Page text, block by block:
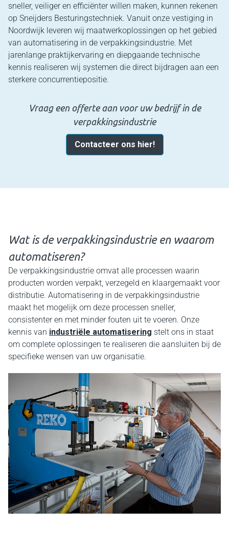
sneller, veiliger en efficiënter willen maken, kunnen rekenen
op Sneijders Besturingstechniek. Vanuit onze vestiging in
Noordwijk leveren wij maatwerkoplossingen op het gebied
van automatisering in de verpakkingsindustrie. Met
jarenlange praktijkervaring en diepgaande technische
kennis realiseren wij systemen die direct bijdragen aan een
sterkere concurrentiepositie.
Vraag een offerte aan voor uw bedrijf in de
verpakkingsindustrie
Contacteer ons hier!
Wat is de verpakkingsindustrie en waarom
automatiseren?
De verpakkingsindustrie omvat alle processen waarin
producten worden verpakt, verzegeld en klaargemaakt voor
distributie. Automatisering in de verpakkingsindustrie
maakt het mogelijk om deze processen sneller,
consistenter en met minder fouten uit te voeren. Onze
kennis van industriële automatisering stelt ons in staat
om complete oplossingen te realiseren die aansluiten bij de
specifieke wensen van uw organisatie.